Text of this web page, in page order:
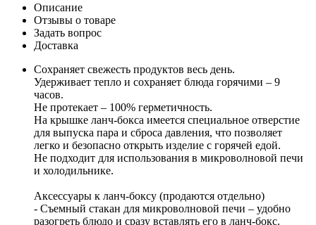
Описание
Отзывы о товаре
Задать вопрос
Доставка
Сохраняет свежесть продуктов весь день.
Удерживает тепло и сохраняет блюда горячими – 9
часов.
Не протекает – 100% герметичность.
На крышке ланч-бокса имеется специальное отверстие
для выпуска пара и сброса давления, что позволяет
легко и безопасно открыть изделие с горячей едой.
Не подходит для использования в микроволновой печи
и холодильнике.
Аксессуары к ланч-боксу (продаются отдельно)
- Съемный стакан для микроволновой печи – удобно
разогреть блюдо и сразу вставлять его в ланч-бокс.